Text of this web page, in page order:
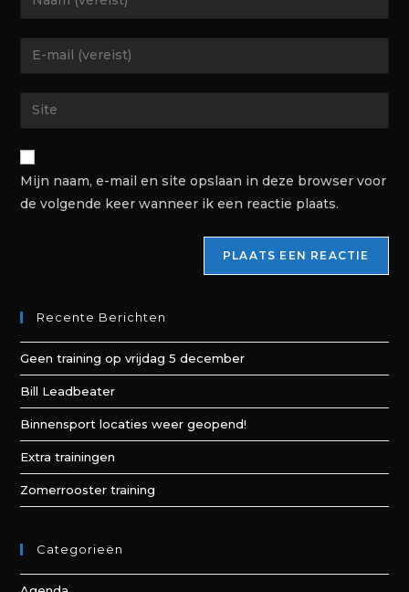
Mijn naam, e-mail en site opslaan in deze browser voor
de volgende keer wanneer ik een reactie plaats.
Recente Berichten
Geen training op vrijdag 5 december
Bill Leadbeater
Binnensport locaties weer geopend!
Extra trainingen
Zomerrooster training
Categorieën